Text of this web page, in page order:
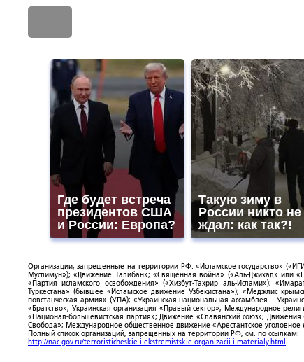
Где будет встреча
президентов США
и России: Европа?
Такую зиму в
России никто не
ждал: как так?!
Организации, запрещенные на территории РФ: «Исламское государство»
Муслимун»); «Движение Талибан»; «Священная война» («Аль-Джихад» или
«Партия исламского освобождения» («Хизбут-Тахрир аль-Ислами»);
Туркестана» (бывшее «Исламское движение Узбекистана»); «Меджлис
повстанческая армия» (УПА); «Украинская национальная ассамблея –
«Братство»; Украинская организация «Правый сектор»; Международное
«Национал-большевистская партия»; Движение «Славянский союз»;
Свобода»; Международное общественное движение «Арестантское
Полный список организаций, запрещенных на территории РФ, см. по ссылкам:
http://nac.gov.ru/terroristicheskie-i-ekstremistskie-organizacii-i-materialy.html